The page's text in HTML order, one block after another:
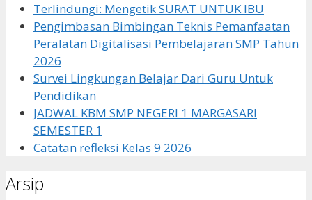
Terlindungi: Mengetik SURAT UNTUK IBU
Pengimbasan Bimbingan Teknis Pemanfaatan
Peralatan Digitalisasi Pembelajaran SMP Tahun
2026
Survei Lingkungan Belajar Dari Guru Untuk
Pendidikan
JADWAL KBM SMP NEGERI 1 MARGASARI
SEMESTER 1
Catatan refleksi Kelas 9 2026
Arsip